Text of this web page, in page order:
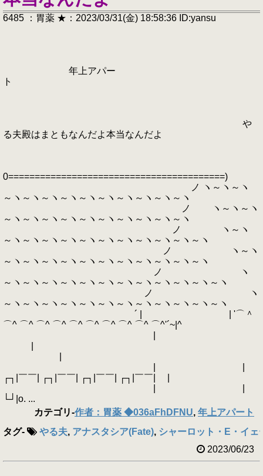
6485 ：胃薬 ★：2023/03/31(金) 18:58:36 ID:yansu
年上アパー
ト
や
る夫殿はまともなんだよ本当なんだよ
0=========================================)
ノ ヽ～ヽ～ヽ
～ヽ～ヽ～ヽ～ヽ～ヽ～ヽ～ヽ～ヽ～ヽ～ヽ
ノ ヽ～ヽ～ヽ
～ヽ～ヽ～ヽ～ヽ～ヽ～ヽ～ヽ～ヽ～ヽ～ヽ
ノ ヽ～ヽ
～ヽ～ヽ～ヽ～ヽ～ヽ～ヽ～ヽ～ヽ～ヽ～ヽ～ヽ
ノ ヽ～ヽ
～ヽ～ヽ～ヽ～ヽ～ヽ～ヽ～ヽ～ヽ～ヽ～ヽ～ヽ
ノ ヽ
～ヽ～ヽ～ヽ～ヽ～ヽ～ヽ～ヽ～ヽ～ヽ～ヽ～ヽ～ヽ
ノ ヽ
～ヽ～ヽ～ヽ～ヽ～ヽ～ヽ～ヽ～ヽ～ヽ～ヽ～ヽ～ヽ
´ | | '⌒＾
⌒^ ⌒^ ⌒^ ⌒^ ⌒^ ⌒^ ⌒^ ⌒^ ⌒^ ⌒^'´~|^
┌┐|￣￣| ┌┐|￣￣| ┌┐|￣￣| ┌┐|￣￣| |
└┘|o. ...
カテゴリ-作者：胃薬 ◆036aFhDFNU, 年上アパート
タグ- やる夫, アナスタシア(Fate), シャーロット・E・イェ
2023/06/23